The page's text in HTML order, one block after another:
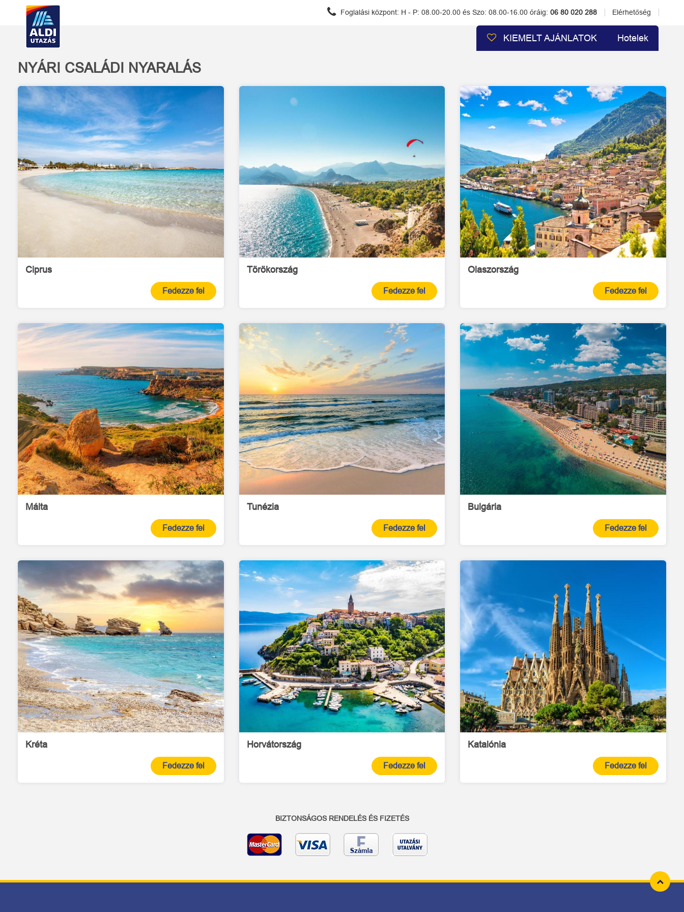
Foglalási központ: H - P: 08.00-20.00 és Szo: 08.00-16.00 óráig: 06 80 020 288 Elérhetőség
KIEMELT AJÁNLATOK Hotelek
NYÁRI CSALÁDI NYARALÁS
Ciprus
Fedezze fel
Törökország
Fedezze fel
Olaszország
Fedezze fel
Málta
Fedezze fel
Tunézia
Fedezze fel
Bulgária
Fedezze fel
Kréta
Fedezze fel
Horvátország
Fedezze fel
Katalónia
Fedezze fel
BIZTONSÁGOS RENDELÉS ÉS FIZETÉS